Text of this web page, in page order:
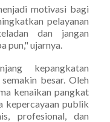
motivasi bagi
pelayanan
dan jangan
pun," ujarnya.
kepangkatan
besar. Oleh
kenaikan pangkat
kepercayaan publik
profesional, dan